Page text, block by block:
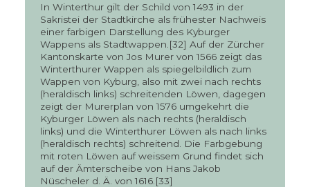
In Winterthur gilt der Schild von 1493 in der
Sakristei der Stadtkirche als frühester Nachweis
einer farbigen Darstellung des Kyburger
Wappens als Stadtwappen.[32] Auf der Zürcher
Kantonskarte von Jos Murer von 1566 zeigt das
Winterthurer Wappen als spiegelbildlich zum
Wappen von Kyburg, also mit zwei nach rechts
(heraldisch links) schreitenden Löwen, dagegen
zeigt der Murerplan von 1576 umgekehrt die
Kyburger Löwen als nach rechts (heraldisch
links) und die Winterthurer Löwen als nach links
(heraldisch rechts) schreitend. Die Farbgebung
mit roten Löwen auf weissem Grund findet sich
auf der Ämterscheibe von Hans Jakob
Nüscheler d. Ä. von 1616.[33]